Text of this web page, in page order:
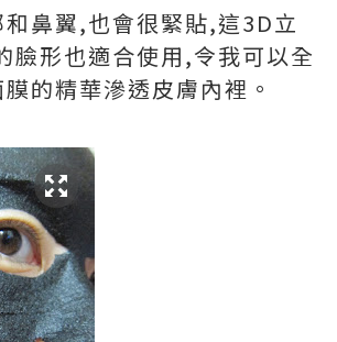
鼻翼,也會很緊貼,這3D立
臉形也適合使用,令我可以全
的精華滲透皮膚內裡。